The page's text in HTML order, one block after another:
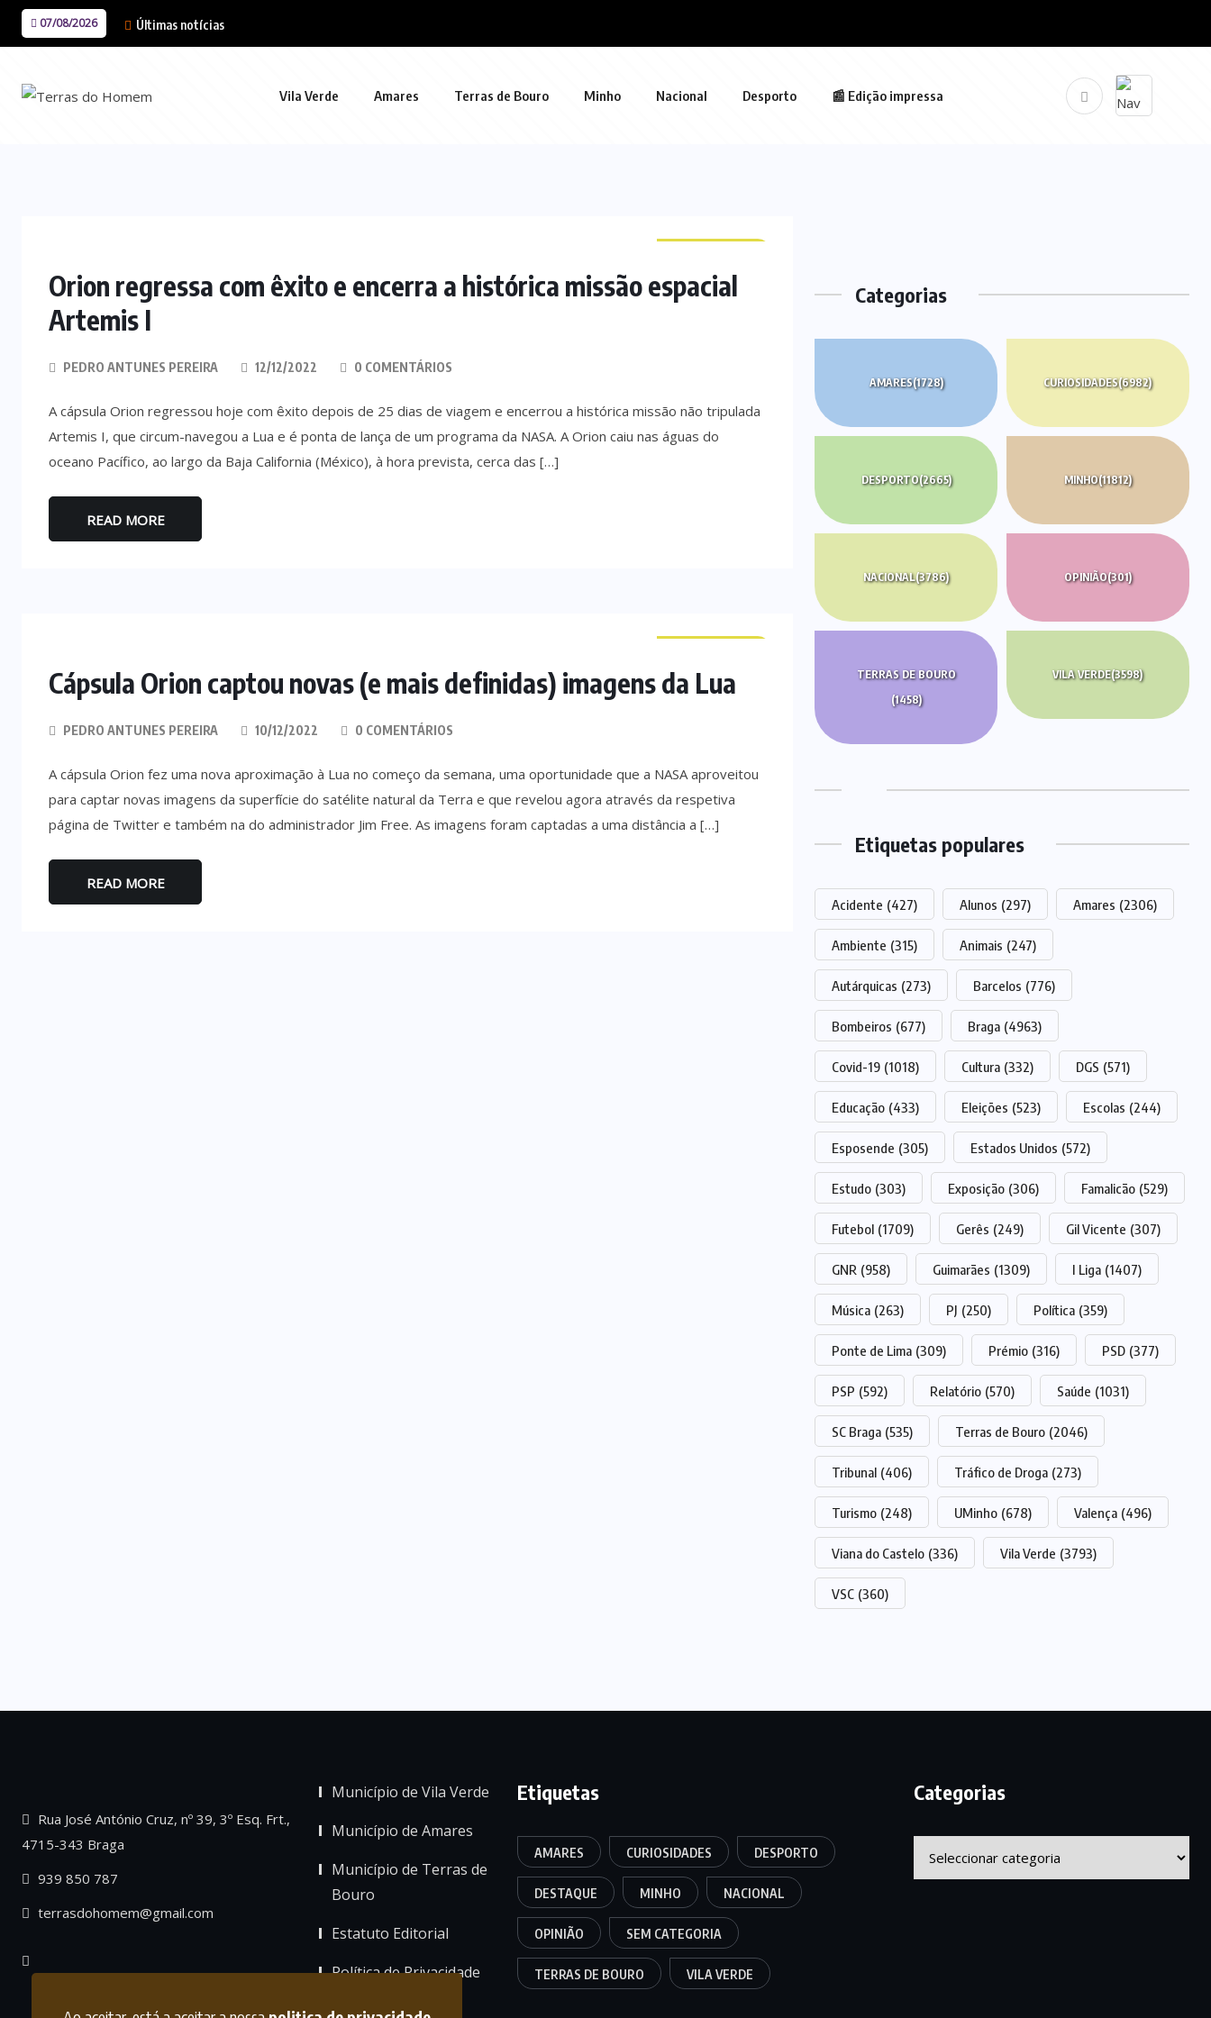
07/08/2026 Últimas notícias
Vila Verde Amares Terras de Bouro Minho Nacional Desporto 📰 Edição impressa
Orion regressa com êxito e encerra a histórica missão espacial
Artemis I
PEDRO ANTUNES PEREIRA 12/12/2022 0 COMENTÁRIOS
A cápsula Orion regressou hoje com êxito depois de 25 dias de viagem e encerrou a histórica missão não tripulada
Artemis I, que circum-navegou a Lua e é ponta de lança de um programa da NASA. A Orion caiu nas águas do
oceano Pacífico, ao largo da Baja California (México), à hora prevista, cerca das […]
READ MORE
Cápsula Orion captou novas (e mais definidas) imagens da Lua
PEDRO ANTUNES PEREIRA 10/12/2022 0 COMENTÁRIOS
A cápsula Orion fez uma nova aproximação à Lua no começo da semana, uma oportunidade que a NASA aproveitou
para captar novas imagens da superfície do satélite natural da Terra e que revelou agora através da respetiva
página de Twitter e também na do administrador Jim Free. As imagens foram captadas a uma distância a […]
READ MORE
Categorias
AMARES(1728) CURIOSIDADES(6982)
DESPORTO(2665) MINHO(11812)
NACIONAL(3786) OPINIÃO(301)
TERRAS DE BOURO
(1458)
VILA VERDE(3598)
Etiquetas populares
Acidente (427) Alunos (297) Amares (2306)
Ambiente (315) Animais (247)
Autárquicas (273) Barcelos (776)
Bombeiros (677) Braga (4963)
Covid-19 (1018) Cultura (332) DGS (571)
Educação (433) Eleições (523) Escolas (244)
Esposende (305) Estados Unidos (572)
Estudo (303) Exposição (306) Famalicão (529)
Futebol (1709) Gerês (249) Gil Vicente (307)
GNR (958) Guimarães (1309) I Liga (1407)
Música (263) PJ (250) Política (359)
Ponte de Lima (309) Prémio (316) PSD (377)
PSP (592) Relatório (570) Saúde (1031)
SC Braga (535) Terras de Bouro (2046)
Tribunal (406) Tráfico de Droga (273)
Turismo (248) UMinho (678) Valença (496)
Viana do Castelo (336) Vila Verde (3793)
VSC (360)
Rua José António Cruz, nº 39, 3º Esq. Frt.,
4715-343 Braga
939 850 787
terrasdohomem@gmail.com
Município de Vila Verde
Município de Amares
Município de Terras de
Bouro
Estatuto Editorial
Política de Privacidade
Etiquetas
AMARES CURIOSIDADES DESPORTO
DESTAQUE MINHO NACIONAL
OPINIÃO SEM CATEGORIA
TERRAS DE BOURO VILA VERDE
Categorias